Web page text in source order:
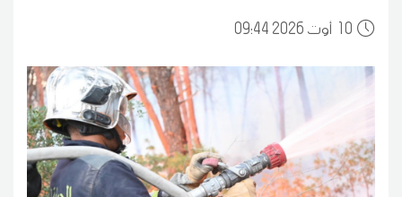
10 09:44 2026 أوت